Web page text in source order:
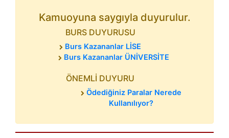
Kamuoyuna saygıyla duyurulur.
BURS DUYURUSU
Burs Kazananlar LİSE
Burs Kazananlar ÜNİVERSİTE
ÖNEMLİ DUYURU
Ödediğiniz Paralar Nerede
Kullanılıyor?